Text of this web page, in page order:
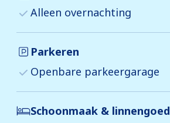
Alleen overnachting
Parkeren
Openbare parkeergarage
Schoonmaak & linnengoed